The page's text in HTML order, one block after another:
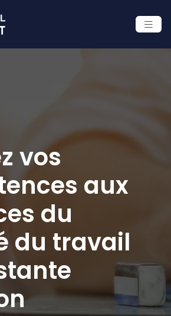
vos
aux
du
du travail